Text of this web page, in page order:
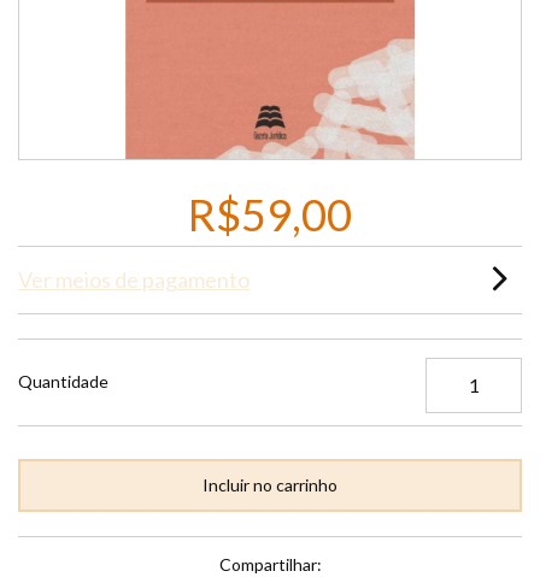
R$59,00
Ver meios de pagamento
Quantidade
Compartilhar: